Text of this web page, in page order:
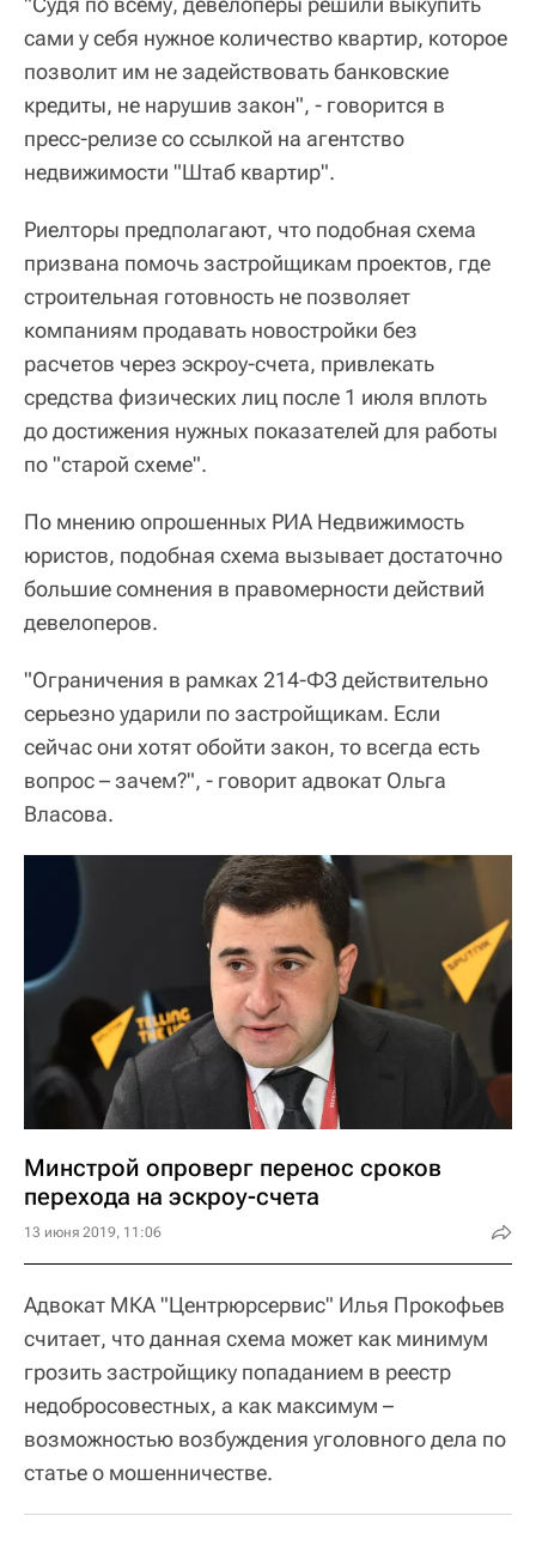
сами у себя нужное количество квартир, которое
позволит им не задействовать банковские
кредиты, не нарушив закон", - говорится в
пресс-релизе со ссылкой на агентство
недвижимости "Штаб квартир".
Риелторы предполагают, что подобная схема
призвана помочь застройщикам проектов, где
строительная готовность не позволяет
компаниям продавать новостройки без
расчетов через эскроу-счета, привлекать
средства физических лиц после 1 июля вплоть
до достижения нужных показателей для работы
по "старой схеме".
По мнению опрошенных РИА Недвижимость
юристов, подобная схема вызывает достаточно
большие сомнения в правомерности действий
девелоперов.
"Ограничения в рамках 214-ФЗ действительно
серьезно ударили по застройщикам. Если
сейчас они хотят обойти закон, то всегда есть
вопрос – зачем?", - говорит адвокат Ольга
Власова.
Минстрой опроверг перенос сроков
перехода на эскроу-счета
13 июня 2019, 11:06
Адвокат МКА "Центрюрсервис" Илья Прокофьев
считает, что данная схема может как минимум
грозить застройщику попаданием в реестр
недобросовестных, а как максимум –
возможностью возбуждения уголовного дела по
статье о мошенничестве.